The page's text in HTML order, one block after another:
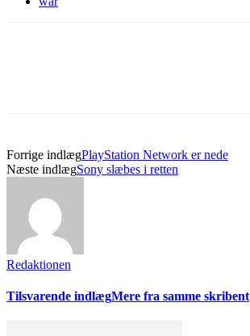
Forrige indlægPlayStation Network er nede
Næste indlægSony slæbes i retten
Redaktionen
Tilsvarende indlægMere fra samme skribent